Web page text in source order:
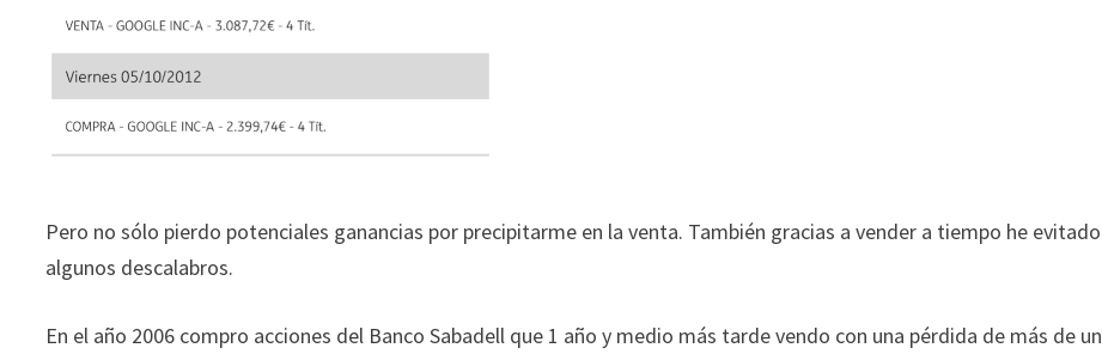
Pero no sólo pierdo potenciales ganancias por precipitarme en la venta. También gracias a vender a tiempo he evitado
algunos descalabros.
En el año 2006 compro acciones del Banco Sabadell que 1 año y medio más tarde vendo con una pérdida de más de un